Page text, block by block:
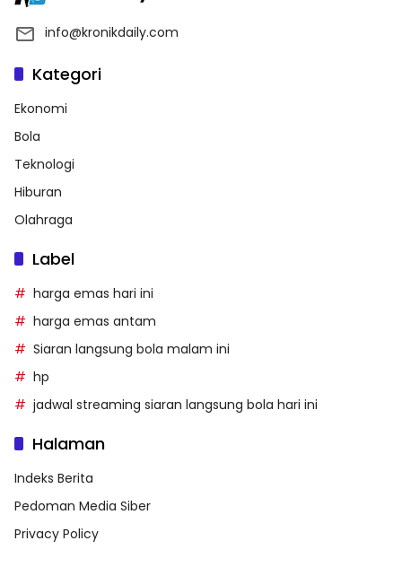
info@kronikdaily.com
Kategori
Ekonomi
Bola
Teknologi
Hiburan
Olahraga
Label
harga emas hari ini
harga emas antam
Siaran langsung bola malam ini
hp
jadwal streaming siaran langsung bola hari ini
Halaman
Indeks Berita
Pedoman Media Siber
Privacy Policy